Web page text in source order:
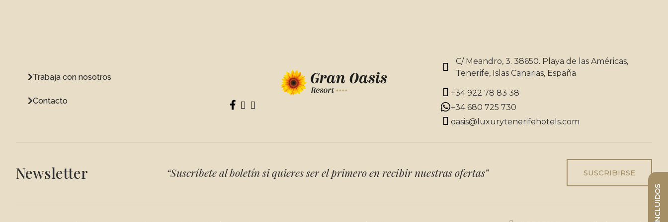
Trabaja con nosotros
Contacto
C/ Meandro, 3. 38650. Playa de las Américas,
Tenerife, Islas Canarias, España
+34 922 78 83 38
+34 680 725 730
oasis@luxurytenerifehotels.com
Newsletter “Suscríbete al boletín si quieres ser el primero en recibir nuestras ofertas” SUSCRIBIRSE